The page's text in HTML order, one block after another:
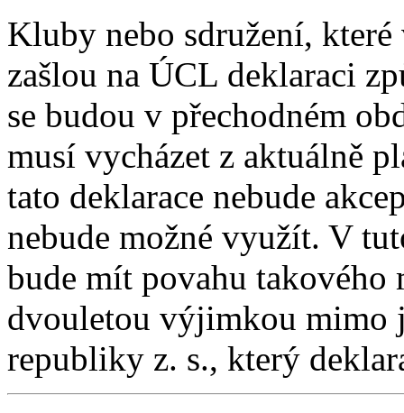
Kluby nebo sdružení,
zašlou na ÚCL deklaraci
se budou v přechodném
musí vycházet z aktuálně
tato deklarace nebude
nebude možné využít. V
bude mít povahu takového
dvouletou výjimkou mimo
republiky z. s., který